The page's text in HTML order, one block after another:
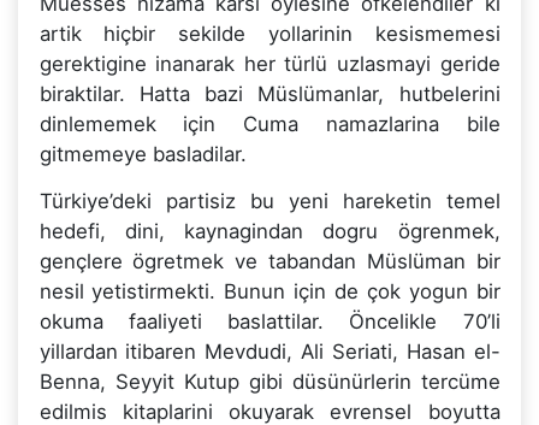
artik hiçbir sekilde yollarinin kesismemesi
gerektigine inanarak her türlü uzlasmayi geride
biraktilar. Hatta bazi Müslümanlar, hutbelerini
dinlememek için Cuma namazlarina bile
gitmemeye basladilar.
Türkiye’deki partisiz bu yeni hareketin temel
hedefi, dini, kaynagindan dogru ögrenmek,
gençlere ögretmek ve tabandan Müslüman bir
nesil yetistirmekti. Bunun için de çok yogun bir
okuma faaliyeti baslattilar. Öncelikle 70’li
yillardan itibaren Mevdudi, Ali Seriati, Hasan el-
Benna, Seyyit Kutup gibi düsünürlerin tercüme
edilmis kitaplarini okuyarak evrensel boyutta